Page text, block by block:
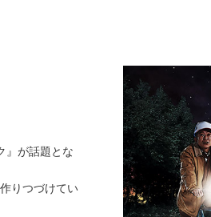
』が話題とな
りつづけてい